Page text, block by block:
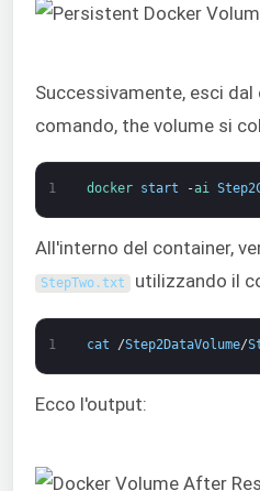
Successivamente, esci
comando, the volume si
1 docker start -ai
All'interno del container,
StepTwo.txt utilizzando il
1 cat /Step2DataVolume/
Ecco l'output: